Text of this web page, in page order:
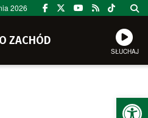
2026
ZACHÓD
SŁUCHAJ